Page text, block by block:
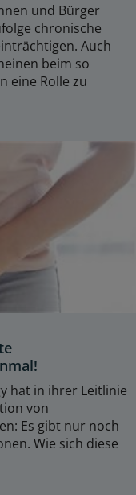
und Bürger
chronische
Auch
beim so
eine Rolle zu
hat in ihrer Leitlinie
von
Es gibt nur noch
Wie sich diese